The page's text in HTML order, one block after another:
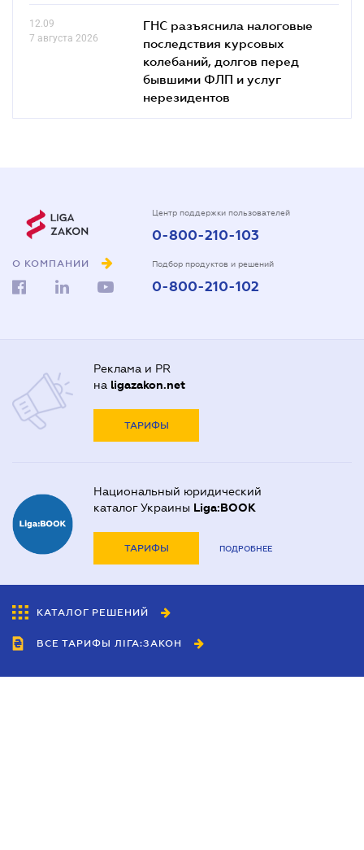
12.09
7 августа 2026
ГНС разъяснила налоговые
последствия курсовых
колебаний, долгов перед
бывшими ФЛП и услуг
нерезидентов
О КОМПАНИИ
Центр поддержки пользователей
0-800-210-103
Подбор продуктов и решений
0-800-210-102
Реклама и PR
на ligazakon.net
ТАРИФЫ
Национальный юридический
каталог Украины Liga:BOOK
ТАРИФЫ ПОДРОБНЕЕ
КАТАЛОГ РЕШЕНИЙ
ВСЕ ТАРИФЫ ЛІГА:ЗАКОН